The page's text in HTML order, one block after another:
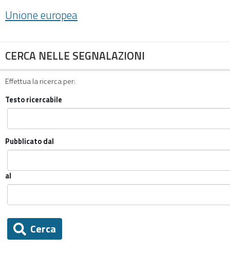
Unione europea
CERCA NELLE SEGNALAZIONI
Effettua la ricerca per:
Testo ricercabile
Pubblicato dal
al